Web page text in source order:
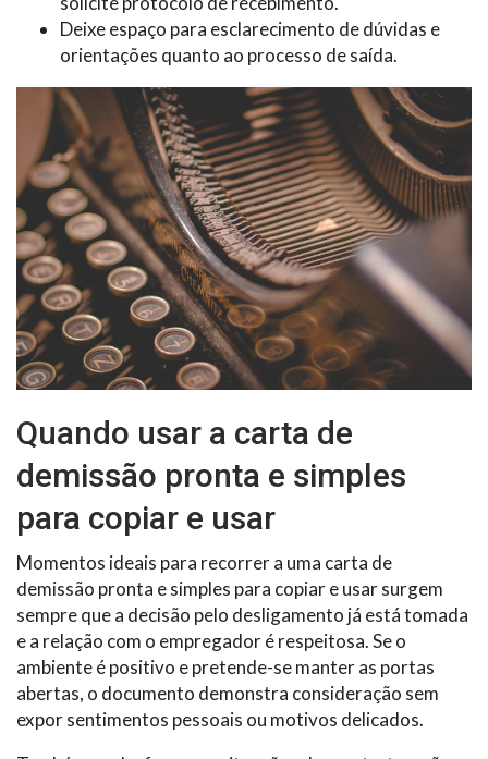
Deixe espaço para esclarecimento de dúvidas e
orientações quanto ao processo de saída.
Quando usar a carta de
demissão pronta e simples
para copiar e usar
Momentos ideais para recorrer a uma carta de
demissão pronta e simples para copiar e usar surgem
sempre que a decisão pelo desligamento já está tomada
e a relação com o empregador é respeitosa. Se o
ambiente é positivo e pretende-se manter as portas
abertas, o documento demonstra consideração sem
expor sentimentos pessoais ou motivos delicados.